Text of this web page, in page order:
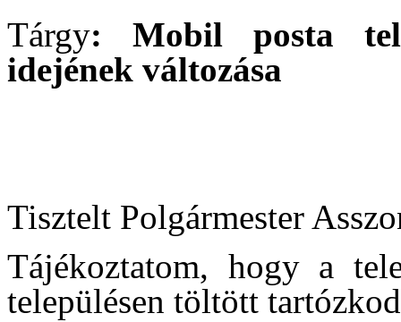
Tárgy: Mobil posta
idejének változása
Tisztelt Polgármester
Tájékoztatom, hogy a
településen töltött